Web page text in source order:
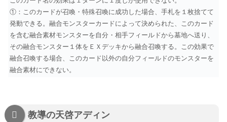
①：このカードが召喚・特殊召喚に成功した場合、手札を１枚捨てて
発動できる。融合モンスターカードによって決められた、このカード
を含む融合素材モンスターを自分・相手フィールドから墓地へ送り、
その融合モンスター１体をＥＸデッキから融合召喚する。この効果で
融合召喚する場合、このカード以外の自分フィールドのモンスターを
融合素材にできない。
教導の天啓アディン